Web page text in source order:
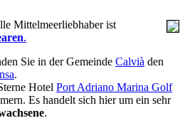
Mittelmeerliebhaber ist
.
Sie in der Gemeinde Calvià den
.
Hotel Port Adriano Marina Golf
Es handelt sich hier um ein sehr
.